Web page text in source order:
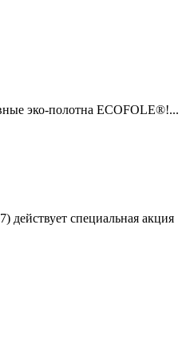
эко-полотна ECOFOLE®!...
действует специальная акция